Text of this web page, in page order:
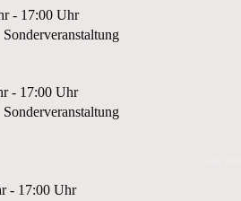
- 17:00 Uhr
- 17:00 Uhr
- 17:00 Uhr